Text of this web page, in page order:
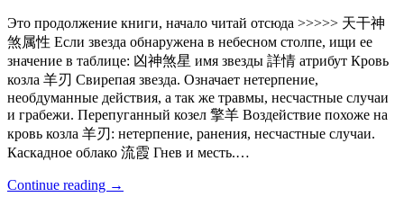
Это продолжение книги, начало читай отсюда >>>>> 天干神
煞属性 Если звезда обнаружена в небесном столпе, ищи ее
значение в таблице: 凶神煞星 имя звезды 詳情 атрибут Кровь
козла 羊刃 Свирепая звезда. Означает нетерпение,
необдуманные действия, а так же травмы, несчастные случаи
и грабежи. Перепуганный козел 擎羊 Воздействие похоже на
кровь козла 羊刃: нетерпение, ранения, несчастные случаи.
Каскадное облако 流霞 Гнев и месть.…
Continue reading →